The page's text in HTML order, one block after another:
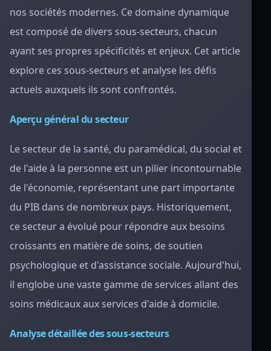
nos sociétés modernes. Ce domaine dynamique
est composé de divers sous-secteurs, chacun
ayant ses propres spécificités et enjeux. Cet article
explore ces sous-secteurs et analyse les défis
actuels auxquels ils sont confrontés.
Aperçu général du secteur
Le secteur de la santé, du paramédical, du social et
de l'aide à la personne est un pilier incontournable
de l'économie, représentant une part importante
du PIB dans de nombreux pays. Historiquement,
ce secteur a évolué pour répondre aux besoins
croissants en matière de soins, de soutien
psychologique et d'assistance sociale. Aujourd'hui,
il englobe une vaste gamme de services allant des
soins médicaux aux services d'aide à domicile.
Analyse détaillée des sous-secteurs